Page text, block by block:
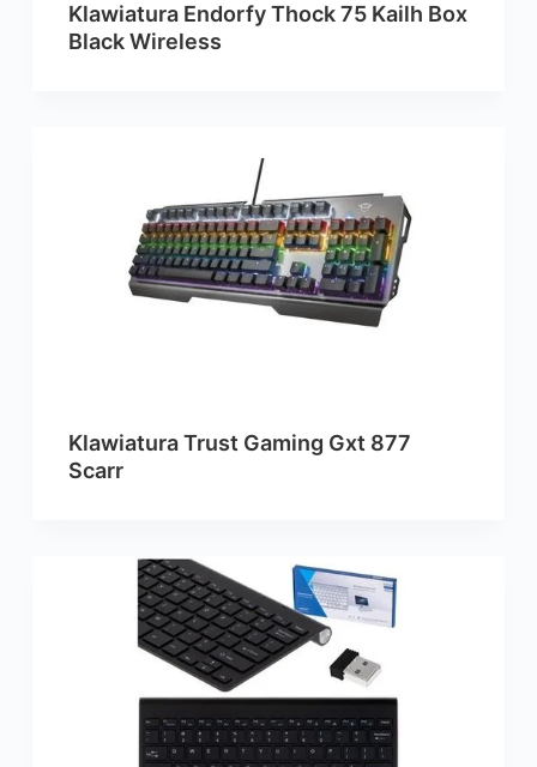
Klawiatura Endorfy Thock 75 Kailh Box
Black Wireless
Klawiatura Trust Gaming Gxt 877
Scarr